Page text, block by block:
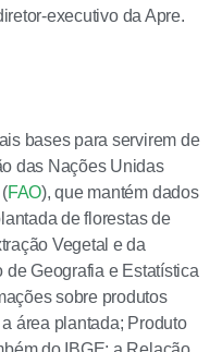
executivo da Apre.
bases para servirem de
das Nações Unidas
FAO), que mantém dados
de florestas de
Vegetal e da
Geografia e Estatística
sobre produtos
área plantada; Produto